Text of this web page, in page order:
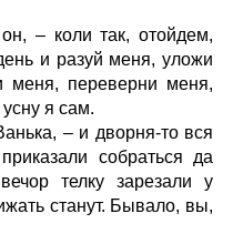
– коли так, отойдем,
и разуй меня, уложи
меня, переверни меня,
я сам.
– и дворня-то вся
собраться да
телку зарезали у
станут. Бывало, вы,